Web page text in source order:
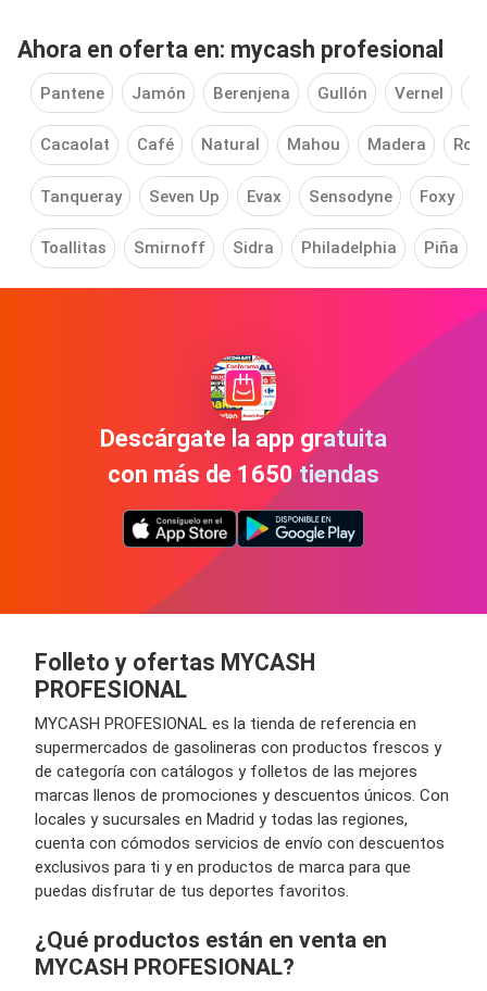
Ahora en oferta en: mycash profesional
Pantene Jamón Berenjena Gullón Vernel
Cacaolat Café Natural Mahou Madera Ron
Tanqueray Seven Up Evax Sensodyne Foxy
Toallitas Smirnoff Sidra Philadelphia Piña
Descárgate la app gratuita
con más de 1650 tiendas
Folleto y ofertas MYCASH
PROFESIONAL
MYCASH PROFESIONAL es la tienda de referencia en
supermercados de gasolineras con productos frescos y
de categoría con catálogos y folletos de las mejores
marcas llenos de promociones y descuentos únicos. Con
locales y sucursales en Madrid y todas las regiones,
cuenta con cómodos servicios de envío con descuentos
exclusivos para ti y en productos de marca para que
puedas disfrutar de tus deportes favoritos.
¿Qué productos están en venta en
MYCASH PROFESIONAL?